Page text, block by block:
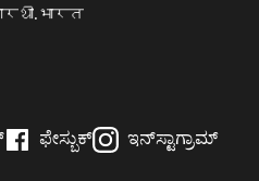
ಫೇಸ್ಬುಕ್ ಇನ್‌ಸ್ಟಾಗ್ರಾಮ್